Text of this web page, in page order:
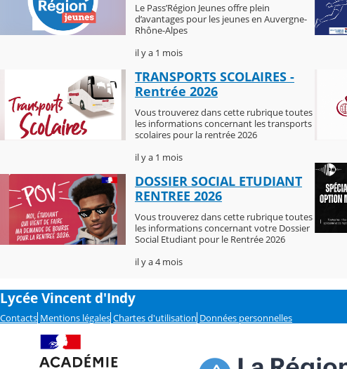
Le Pass’Région Jeunes offre plein
d’avantages pour les jeunes en Auvergne-
Rhône-Alpes
il y a 1 mois
TRANSPORTS SCOLAIRES -
Rentrée 2026
Vous trouverez dans cette rubrique toutes
les informations concernant les transports
scolaires pour la rentrée 2026
il y a 1 mois
DOSSIER SOCIAL ETUDIANT
RENTREE 2026
Vous trouverez dans cette rubrique toutes
les informations concernant votre Dossier
Social Etudiant pour le Rentrée 2026
il y a 4 mois
Lycée Vincent d'Indy
Contacts Mentions légales Chartes d'utilisation Données personnelles